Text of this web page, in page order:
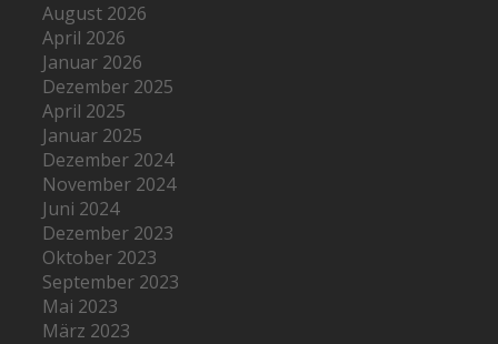
August 2026
April 2026
Januar 2026
Dezember 2025
April 2025
Januar 2025
Dezember 2024
November 2024
Juni 2024
Dezember 2023
Oktober 2023
September 2023
Mai 2023
März 2023